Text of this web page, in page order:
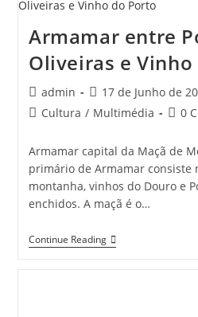
Armamar entre
Oliveiras e
Post
author:
admin
Post
published:
17 de Junho de
PostCultura / Multimédia
Post
0
Armamar capital da Maçã de
primário de Armamar consiste
montanha, vinhos do Douro e
enchidos. A maçã é o…
Continue ReadingArmamar
Entre